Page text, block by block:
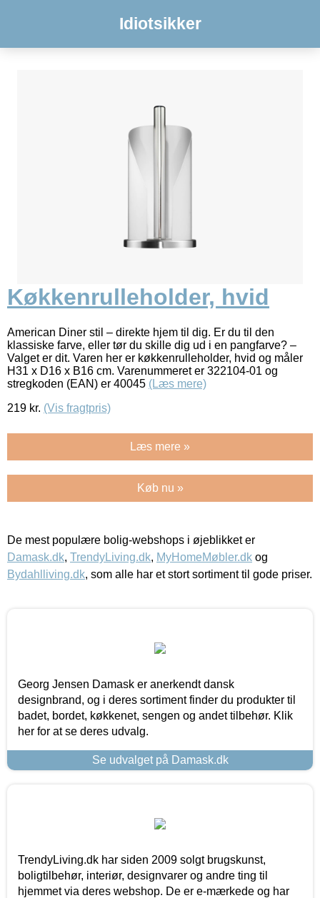
Idiotsikker
Køkkenrulleholder, hvid
American Diner stil – direkte hjem til dig. Er du til den
klassiske farve, eller tør du skille dig ud i en pangfarve? –
Valget er dit. Varen her er køkkenrulleholder, hvid og måler
H31 x D16 x B16 cm. Varenummeret er 322104-01 og
stregkoden (EAN) er 40045 (Læs mere)
219 kr. (Vis fragtpris)
Læs mere »
Køb nu »
De mest populære bolig-webshops i øjeblikket er
Damask.dk, TrendyLiving.dk, MyHomeMøbler.dk og
Bydahlliving.dk, som alle har et stort sortiment til gode priser.
Georg Jensen Damask er anerkendt dansk
designbrand, og i deres sortiment finder du produkter til
badet, bordet, køkkenet, sengen og andet tilbehør. Klik
her for at se deres udvalg.
Se udvalget på Damask.dk
TrendyLiving.dk har siden 2009 solgt brugskunst,
boligtilbehør, interiør, designvarer og andre ting til
hjemmet via deres webshop. De er e-mærkede og har